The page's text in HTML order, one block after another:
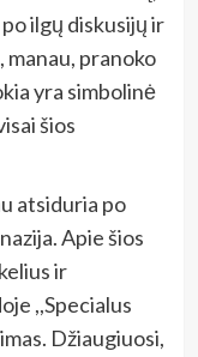
ilgų diskusijų ir
pranoko
yra simbolinė
šios
atsiduria po
Apie šios
ir
,,Specialus
Džiaugiuosi,